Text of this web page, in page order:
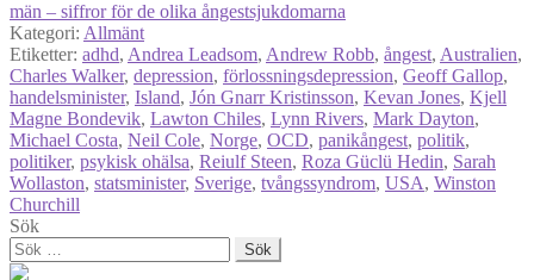
män – siffror för de olika ångestsjukdomarna
Kategori: Allmänt
Etiketter: adhd, Andrea Leadsom, Andrew Robb, ångest, Australien,
Charles Walker, depression, förlossningsdepression, Geoff Gallop,
handelsminister, Island, Jón Gnarr Kristinsson, Kevan Jones, Kjell
Magne Bondevik, Lawton Chiles, Lynn Rivers, Mark Dayton,
Michael Costa, Neil Cole, Norge, OCD, panikångest, politik,
politiker, psykisk ohälsa, Reiulf Steen, Roza Güclü Hedin, Sarah
Wollaston, statsminister, Sverige, tvångssyndrom, USA, Winston
Churchill
Sök
Sök
efter: